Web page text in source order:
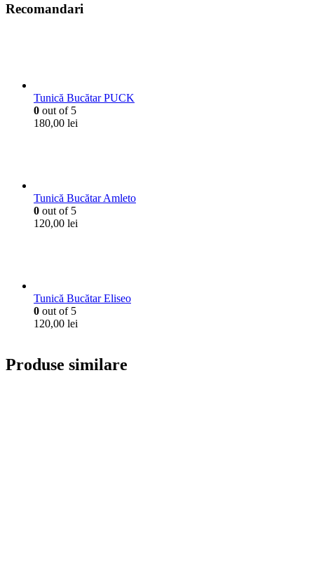
Recomandari
Tunică Bucătar PUCK
0 out of 5
180,00 lei
Tunică Bucătar Amleto
0 out of 5
120,00 lei
Tunică Bucătar Eliseo
0 out of 5
120,00 lei
Produse similare